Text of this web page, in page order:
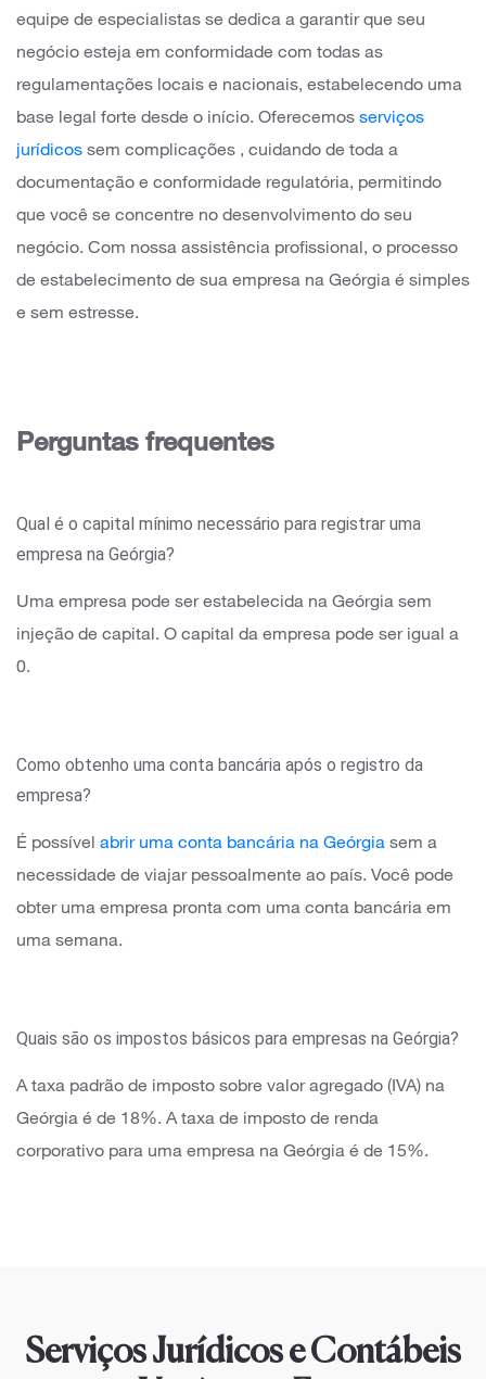
equipe de especialistas se dedica a garantir que seu
negócio esteja em conformidade com todas as
regulamentações locais e nacionais, estabelecendo uma
base legal forte desde o início. Oferecemos serviços
jurídicos sem complicações , cuidando de toda a
documentação e conformidade regulatória, permitindo
que você se concentre no desenvolvimento do seu
negócio. Com nossa assistência profissional, o processo
de estabelecimento de sua empresa na Geórgia é simples
e sem estresse.
Perguntas frequentes
Qual é o capital mínimo necessário para registrar uma
empresa na Geórgia?
Uma empresa pode ser estabelecida na Geórgia sem
injeção de capital. O capital da empresa pode ser igual a
0.
Como obtenho uma conta bancária após o registro da
empresa?
É possível abrir uma conta bancária na Geórgia sem a
necessidade de viajar pessoalmente ao país. Você pode
obter uma empresa pronta com uma conta bancária em
uma semana.
Quais são os impostos básicos para empresas na Geórgia?
A taxa padrão de imposto sobre valor agregado (IVA) na
Geórgia é de 18%. A taxa de imposto de renda
corporativo para uma empresa na Geórgia é de 15%.
Serviços Jurídicos e Contábeis